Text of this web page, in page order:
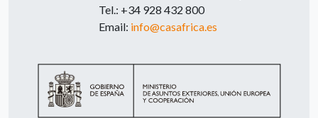
Tel.: +34 928 432 800
Email: info@casafrica.es